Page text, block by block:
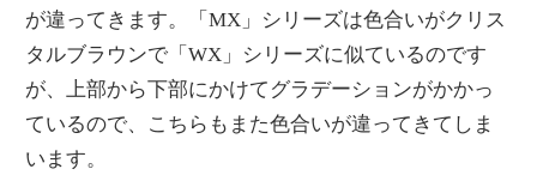
が違ってきます。「MX」シリーズは色合いがクリス
タルブラウンで「WX」シリーズに似ているのです
が、上部から下部にかけてグラデーションがかかっ
ているので、こちらもまた色合いが違ってきてしま
います。